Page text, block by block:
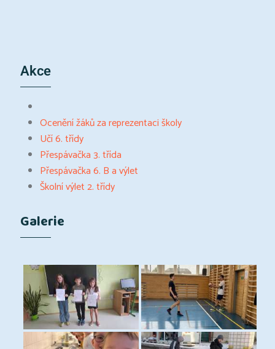
Akce
Ocenění žáků za reprezentaci školy
Učí 6. třídy
Přespávačka 3. třída
Přespávačka 6. B a výlet
Školní výlet 2. třídy
Galerie